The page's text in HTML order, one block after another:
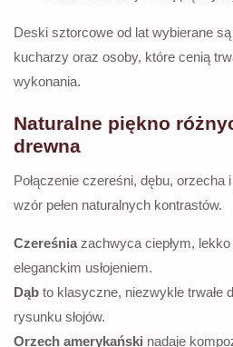
Deski sztorcowe od lat wybierane
kucharzy oraz osoby, które cenią
wykonania.
Naturalne piękno
drewna
Połączenie czereśni, dębu,
wzór pełen naturalnych kontrastów.
Czereśniazachwyca ciepłym,
eleganckim usłojeniem.
Dąb to klasyczne, niezwykle trwałe
rysunku słojów.
Orzech amerykański nadaje